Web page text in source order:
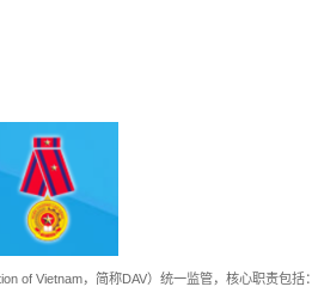
of Vietnam，简称DAV）统一监管，核心职责包括：